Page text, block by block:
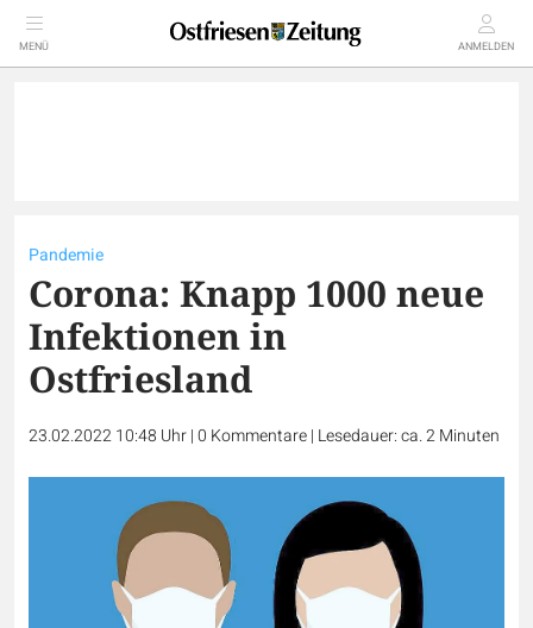
MENÜ ANMELDEN
Pandemie
Corona: Knapp 1000 neue
Infektionen in
Ostfriesland
23.02.2022 10:48 Uhr|0 Kommentare| Lesedauer: ca. 2 Minuten